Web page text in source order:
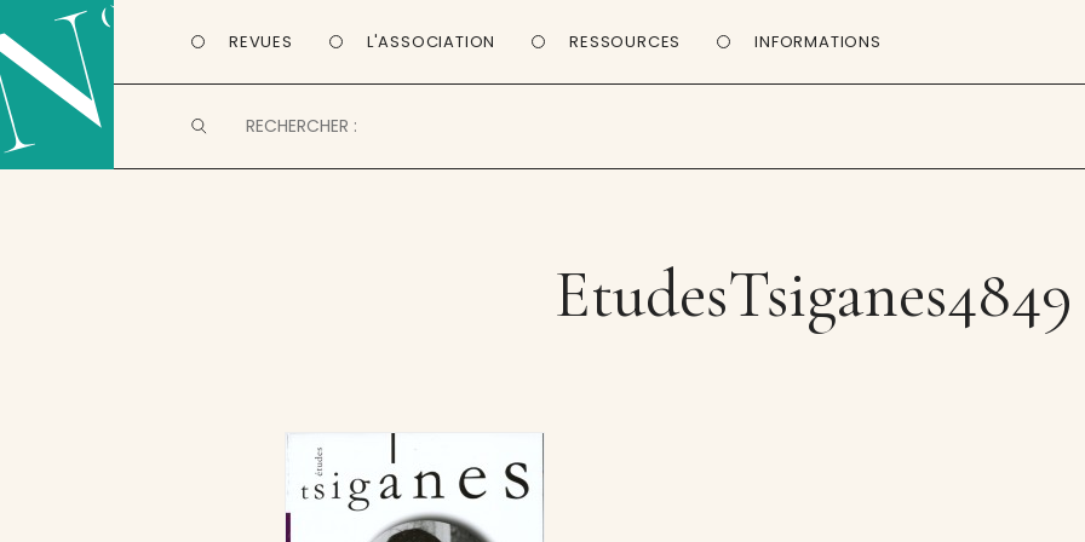
REVUES L'ASSOCIATION RESSOURCES INFORMATIONS
EtudesTsiganes4849